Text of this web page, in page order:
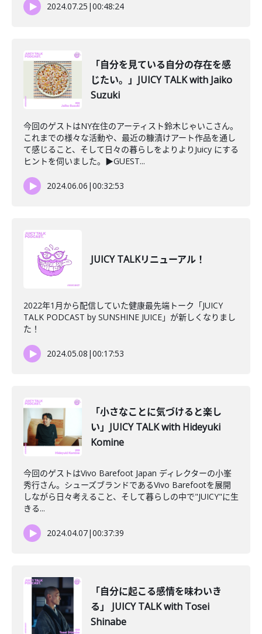
2024.07.25 |00:48:24
「自分を見ている自分の存在を感
じたい。」JUICY TALK with Jaiko
Suzuki
今回のゲストはNY在住のアーティスト鈴木じゃいこさん。
これまでの様々な活動や、最近の糠漬けアート作品を通し
て感じること、そして日々の暮らしをよりよりJuicy にする
ヒントを伺いました。▶︎GUEST...
2024.06.06 |00:32:53
JUICY TALKリニューアル！
2022年1月から配信していた健康最先端トーク「JUICY
TALK PODCAST by SUNSHINE JUICE」が新しくなりまし
た！
2024.05.08 |00:17:53
「小さなことに気づけると楽し
い」JUICY TALK with Hideyuki
Komine
今回のゲストはVivo Barefoot Japan ディレクターの小峯
秀行さん。シューズブランドであるVivo Barefootを展開
しながら日々考えること、そして暮らしの中で"JUICY"に生
きる...
2024.04.07|00:37:39
「自分に起こる感情を味わいき
る」 JUICY TALK with Tosei
Shinabe